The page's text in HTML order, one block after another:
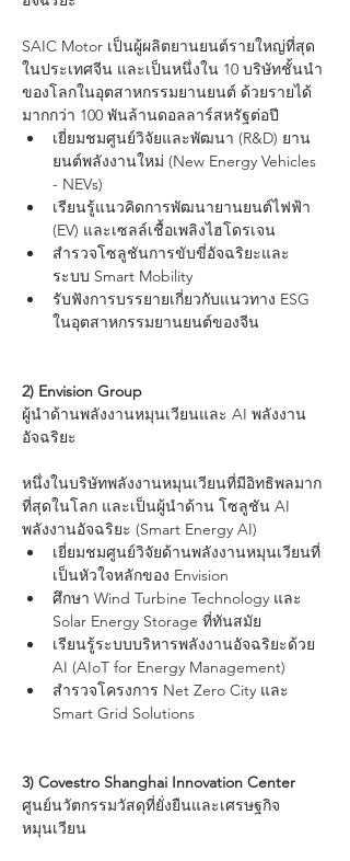
SAIC Motor เป็นผู้ผลิตยานยนต์รายใหญ่ที่สุด
ในประเทศจีน และเป็นหนึ่งใน 10 บริษัทชั้นนำ
ของโลกในอุตสาหกรรมยานยนต์ ด้วยรายได้
มากกว่า 100 พันล้านดอลลาร์สหรัฐต่อปี
เยี่ยมชมศูนย์วิจัยและพัฒนา (R&D) ยาน
ยนต์พลังงานใหม่ (New Energy Vehicles
- NEVs)
เรียนรู้แนวคิดการพัฒนายานยนต์ไฟฟ้า
(EV) และเซลล์เชื้อเพลิงไฮโดรเจน
สำรวจโซลูชันการขับขี่อัจฉริยะและ
ระบบ Smart Mobility
รับฟังการบรรยายเกี่ยวกับแนวทาง ESG
ในอุตสาหกรรมยานยนต์ของจีน
2) Envision Group
ผู้นำด้านพลังงานหมุนเวียนและ AI พลังงาน
อัจฉริยะ
หนึ่งในบริษัทพลังงานหมุนเวียนที่มีอิทธิพลมาก
ที่สุดในโลก และเป็นผู้นำด้าน โซลูชัน AI
พลังงานอัจฉริยะ (Smart Energy AI)
เยี่ยมชมศูนย์วิจัยด้านพลังงานหมุนเวียนที่
เป็นหัวใจหลักของ Envision
ศึกษา Wind Turbine Technology และ
Solar Energy Storage ที่ทันสมัย
เรียนรู้ระบบบริหารพลังงานอัจฉริยะด้วย
AI (AIoT for Energy Management)
สำรวจโครงการ Net Zero City และ
Smart Grid Solutions
3) Covestro Shanghai Innovation Center
ศูนย์นวัตกรรมวัสดุที่ยั่งยืนและเศรษฐกิจ
หมุนเวียน